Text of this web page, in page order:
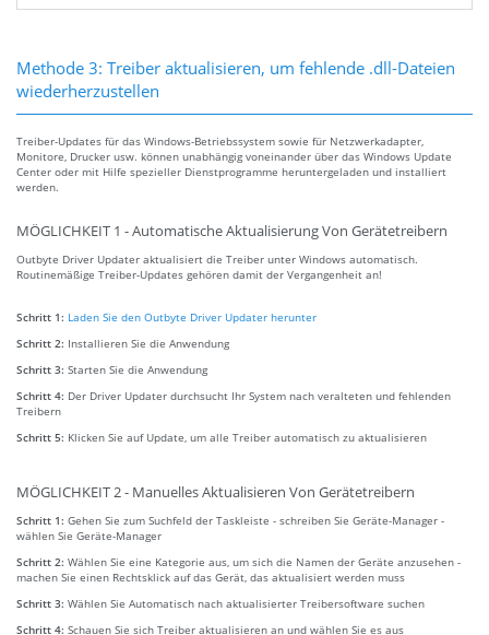
Methode 3: Treiber aktualisieren, um fehlende .dll-Dateien
wiederherzustellen
Treiber-Updates für das Windows-Betriebssystem sowie für Netzwerkadapter,
Monitore, Drucker usw. können unabhängig voneinander über das Windows Update
Center oder mit Hilfe spezieller Dienstprogramme heruntergeladen und installiert
werden.
MÖGLICHKEIT 1 - Automatische Aktualisierung Von Gerätetreibern
Outbyte Driver Updater aktualisiert die Treiber unter Windows automatisch.
Routinemäßige Treiber-Updates gehören damit der Vergangenheit an!
Schritt 1: Laden Sie den Outbyte Driver Updater herunter
Schritt 2: Installieren Sie die Anwendung
Schritt 3: Starten Sie die Anwendung
Schritt 4: Der Driver Updater durchsucht Ihr System nach veralteten und fehlenden
Treibern
Schritt 5: Klicken Sie auf Update, um alle Treiber automatisch zu aktualisieren
MÖGLICHKEIT 2 - Manuelles Aktualisieren Von Gerätetreibern
Schritt 1: Gehen Sie zum Suchfeld der Taskleiste - schreiben Sie Geräte-Manager -
wählen Sie Geräte-Manager
Schritt 2: Wählen Sie eine Kategorie aus, um sich die Namen der Geräte anzusehen -
machen Sie einen Rechtsklick auf das Gerät, das aktualisiert werden muss
Schritt 3: Wählen Sie Automatisch nach aktualisierter Treibersoftware suchen
Schritt 4: Schauen Sie sich Treiber aktualisieren an und wählen Sie es aus